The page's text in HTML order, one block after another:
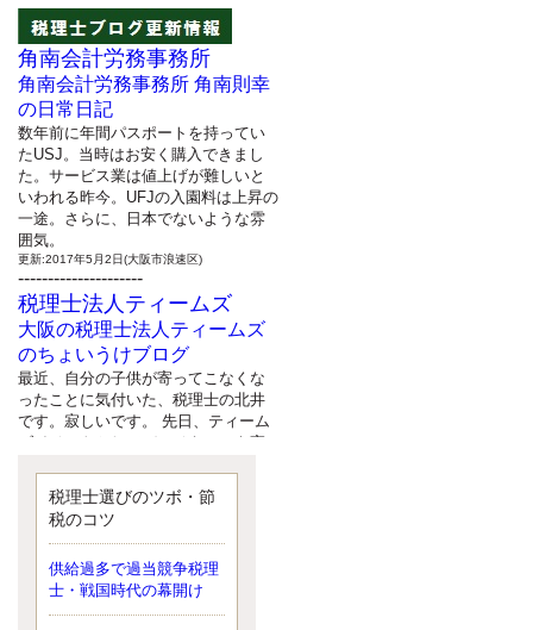
角南会計労務事務所
角南会計労務事務所 角南則幸
の日常日記
数年前に年間パスポートを持ってい
たUSJ。当時はお安く購入できまし
た。サービス業は値上げが難しいと
いわれる昨今。UFJの入園料は上昇の
一途。さらに、日本でないような雰
囲気。
更新:2017年5月2日(大阪市浪速区)
---------------------
税理士法人ティームズ
大阪の税理士法人ティームズ
のちょいうけブログ
最近、自分の子供が寄ってこなくな
ったことに気付いた、税理士の北井
です。寂しいです。 先日、ティーム
ズイベントとしてバーベキューを実
と思いましたが、そこはセンスある
後のブロガーに任せようと思いま
更新:2017年5月1日(大阪市北区)
---------------------
サクセス会計事務所
サクセス税理士のお役立ちブ
税理士選びのツボ・節
税のコツ
供給過多で過当競争税理
士・戦国時代の幕開け